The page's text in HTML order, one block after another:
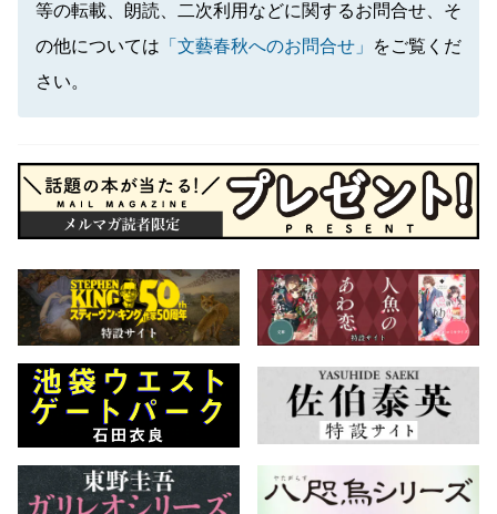
等の転載、朗読、二次利用などに関するお問合せ、そ
の他については 「文藝春秋へのお問合せ」
をご覧くだ
さい。